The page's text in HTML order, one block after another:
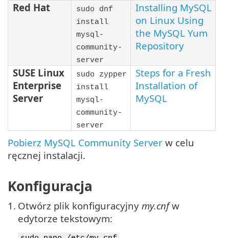
Red Hat
sudo dnf
install
mysql-
community-
server
Installing MySQL
on Linux Using
the MySQL Yum
Repository
SUSE Linux
Enterprise
Server
sudo zypper
install
mysql-
community-
server
Steps for a Fresh
Installation of
MySQL
Pobierz MySQL Community Server w celu
ręcznej instalacji.
Konfiguracja
1. Otwórz plik konfiguracyjny my.cnfw
edytorze tekstowym: